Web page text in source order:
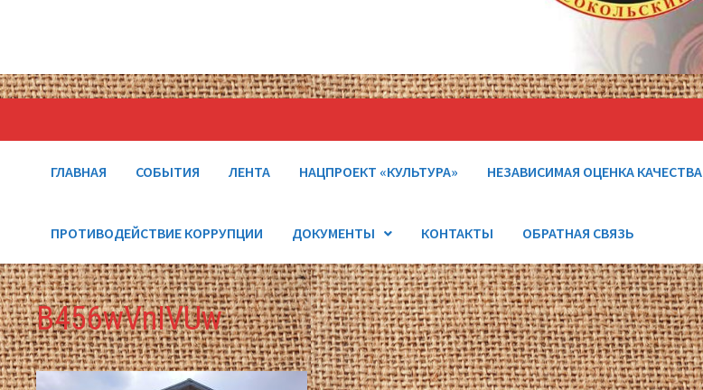
ГЛАВНАЯ СОБЫТИЯ ЛЕНТА НАЦПРОЕКТ «КУЛЬТУРА» НЕЗАВИСИМАЯ ОЦЕНКА КАЧЕСТВА
ПРОТИВОДЕЙСТВИЕ КОРРУПЦИИ ДОКУМЕНТЫ КОНТАКТЫ ОБРАТНАЯ СВЯЗЬ
B456wVnIVUw